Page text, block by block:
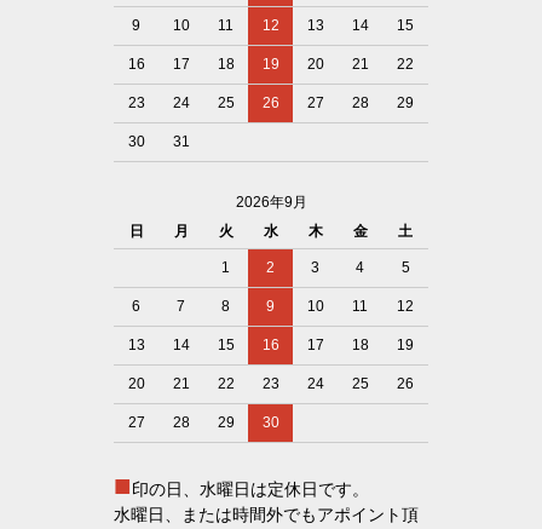
9 10 11 12 13 14 15
16 17 18 19 20 21 22
23 24 25 26 27 28 29
30 31
2026年9月
日
月 火 水 木 金 土
1 2 3 4 5
6 7 8 9 10 11 12
13 14 15 16 17 18 19
20 21 22 23 24 25 26
27 28 29 30
■印の日、水曜日は定休日です。
水曜日、または時間外でもアポイント頂